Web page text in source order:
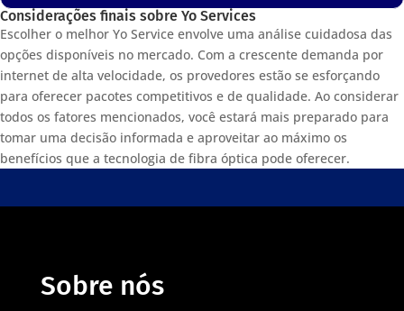
Considerações finais sobre Yo Services
Escolher o melhor Yo Service envolve uma análise cuidadosa das
opções disponíveis no mercado. Com a crescente demanda por
internet de alta velocidade, os provedores estão se esforçando
para oferecer pacotes competitivos e de qualidade. Ao considerar
todos os fatores mencionados, você estará mais preparado para
tomar uma decisão informada e aproveitar ao máximo os
benefícios que a tecnologia de fibra óptica pode oferecer.
Sobre nós